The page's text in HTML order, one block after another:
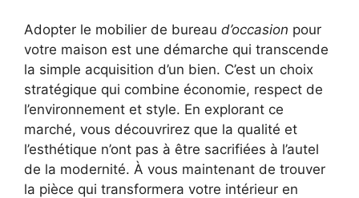
Adopter le mobilier de bureau d’occasion pour
votre maison est une démarche qui transcende
la simple acquisition d’un bien. C’est un choix
stratégique qui combine économie, respect de
l’environnement et style. En explorant ce
marché, vous découvrirez que la qualité et
l’esthétique n’ont pas à être sacrifiées à l’autel
de la modernité. À vous maintenant de trouver
la pièce qui transformera votre intérieur en